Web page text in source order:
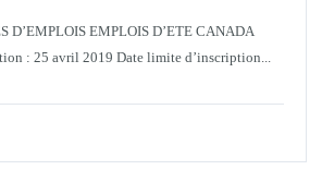
D’EMPLOIS EMPLOIS D’ETE CANADA
: 25 avril 2019 Date limite d’inscription...